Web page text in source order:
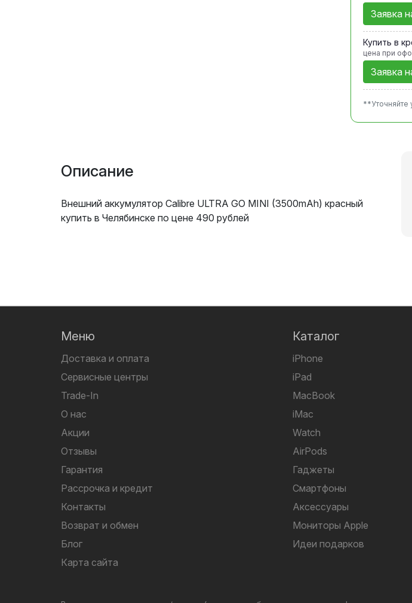
Заявка
Купить в
цена при
Заявка
**Уточняйте
Описание
Внешний аккумулятор Calibre ULTRA GO MINI (3500mAh) красный
купить в Челябинске по цене 490 рублей
Меню
Доставка и оплата
Сервисные центры
Trade-In
О нас
Акции
Отзывы
Гарантия
Рассрочка и кредит
Контакты
Возврат и обмен
Блог
Карта сайта
Каталог
iPhone
iPad
MacBook
iMac
Watch
AirPods
Гаджеты
Смартфоны
Аксессуары
Мониторы Apple
Идеи подарков